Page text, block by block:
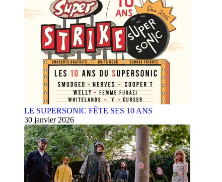
LE SUPERSONIC FÊTE SES 10 ANS
30 janvier 2026